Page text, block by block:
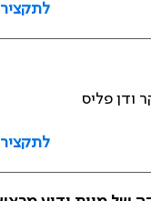
לתקציר
ודן פליס
לתקציר